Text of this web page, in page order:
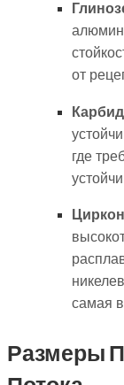
от
где
самая
Размеры